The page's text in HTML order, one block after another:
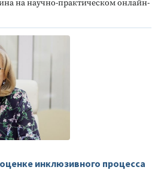
на научно-практическом онлайн-
инклюзивного процесса